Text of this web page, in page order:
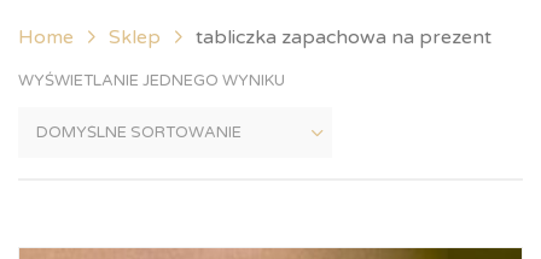
Home Sklep tabliczka zapachowa na prezent
WYŚWIETLANIE JEDNEGO WYNIKU